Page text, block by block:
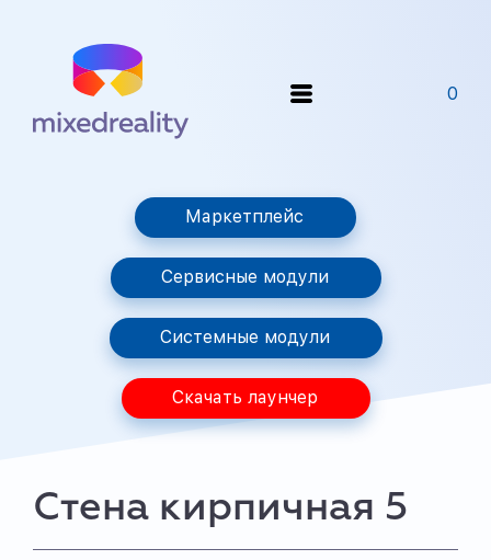
0
Маркетплейс
Сервисные модули
Системные модули
Скачать лаунчер
Стена кирпичная 5